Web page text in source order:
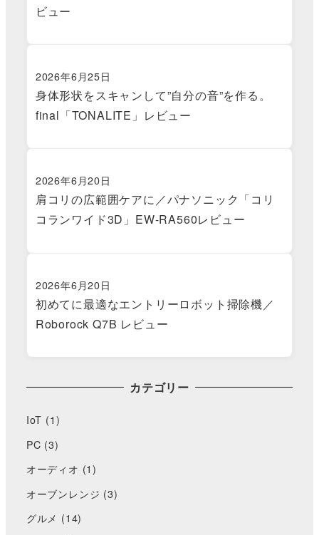
ビュー
身体形状をスキャンして”自分の音”を作る。
final「TONALITE」レビュー
2026年6月25日
肩コリの広範囲ケアに／パナソニック「コリ
コランワイド3D」EW-RA560レビュー
2026年6月20日
初めてに最適なエントリーロボット掃除機／
Roborock Q7B レビュー
2026年6月20日
カテゴリー
IoT (1)
PC (3)
オーディオ (1)
オーブンレンジ (3)
グルメ (14)